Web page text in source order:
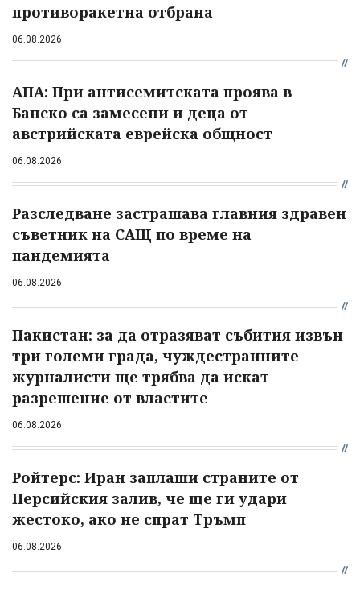
противоракетна отбрана
06.08.2026
АПА: При антисемитската проява в
Банско са замесени и деца от
австрийската еврейска общност
06.08.2026
Разследване застрашава главния здравен
съветник на САЩ по време на
пандемията
06.08.2026
Пакистан: за да отразяват събития извън
три големи града, чуждестранните
журналисти ще трябва да искат
разрешение от властите
06.08.2026
Ройтерс: Иран заплаши страните от
Персийския залив, че ще ги удари
жестоко, ако не спрат Тръмп
06.08.2026